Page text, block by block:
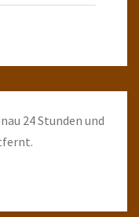
24 Stunden und